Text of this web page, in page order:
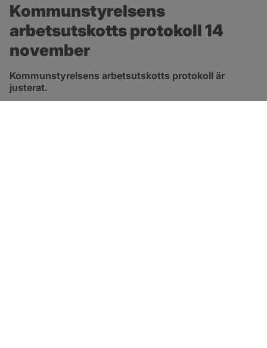
Kommunstyrelsens
arbetsutskotts protokoll 14
november
Kommunstyrelsens arbetsutskotts protokoll är
justerat.